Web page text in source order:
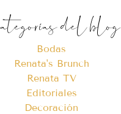
del blog
Bodas
Renata's Brunch
Renata TV
Editoriales
Decoración